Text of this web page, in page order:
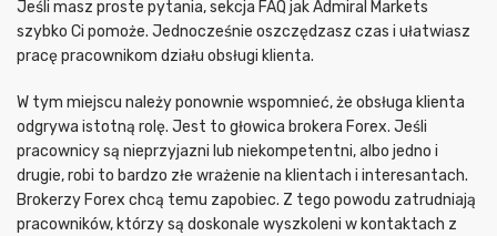
Jeśli masz proste pytania, sekcja FAQ jak Admiral Markets
szybko Ci pomoże. Jednocześnie oszczędzasz czas i ułatwiasz
pracę pracownikom działu obsługi klienta.
W tym miejscu należy ponownie wspomnieć, że obsługa klienta
odgrywa istotną rolę. Jest to głowica brokera Forex. Jeśli
pracownicy są nieprzyjazni lub niekompetentni, albo jedno i
drugie, robi to bardzo złe wrażenie na klientach i interesantach.
Brokerzy Forex chcą temu zapobiec. Z tego powodu zatrudniają
pracowników, którzy są doskonale wyszkoleni w kontaktach z